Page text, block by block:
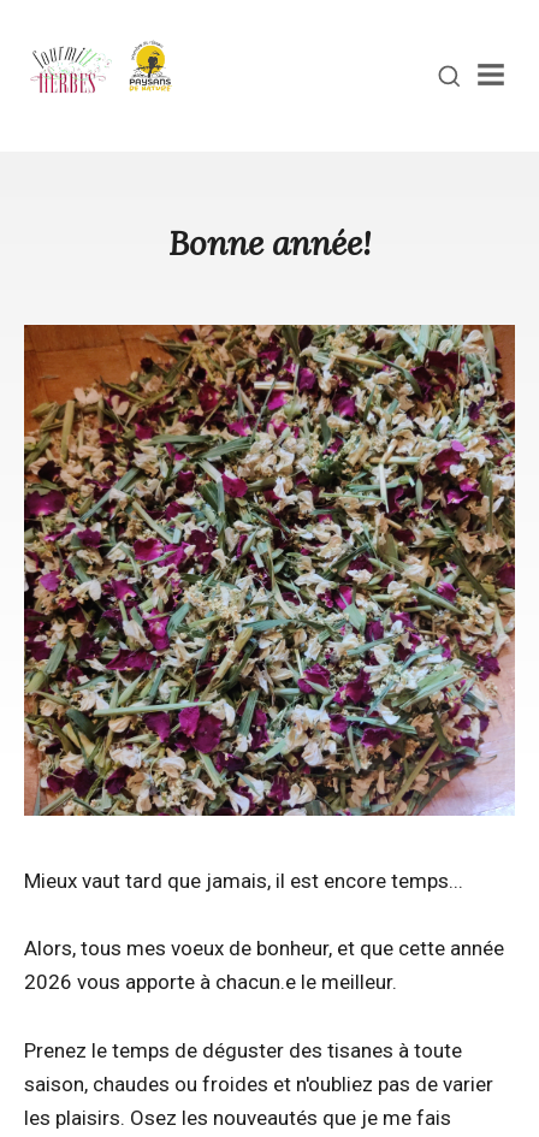
Bonne année!
Mieux vaut tard que jamais, il est encore temps...
Alors, tous mes voeux de bonheur, et que cette année
2026 vous apporte à chacun.e le meilleur.
Prenez le temps de déguster des tisanes à toute
saison, chaudes ou froides et n'oubliez pas de varier
les plaisirs. Osez les nouveautés que je me fais